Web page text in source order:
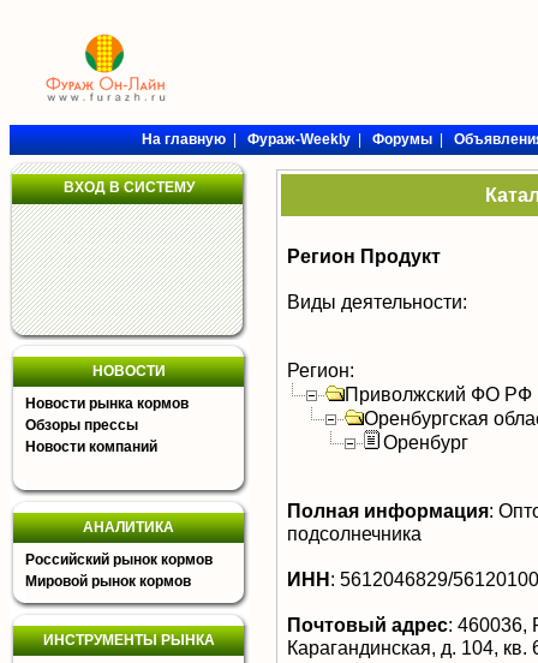
На главную|Фураж-Weekly|Форумы|
ВХОД В СИСТЕМУ
НОВОСТИ
Новости рынка кормов
Обзоры прессы
Новости компаний
АНАЛИТИКА
Российский рынок кормов
Мировой рынок кормов
ИНСТРУМЕНТЫ РЫНКА
Регион Продукт
Виды деятельности:
Регион:
Приволжский ФО РФ
Оренбургская
Оренбург
Полная информация:
подсолнечника
ИНН: 5612046829/
Почтовый адрес: 460036,
Карагандинская, д. 104, кв.